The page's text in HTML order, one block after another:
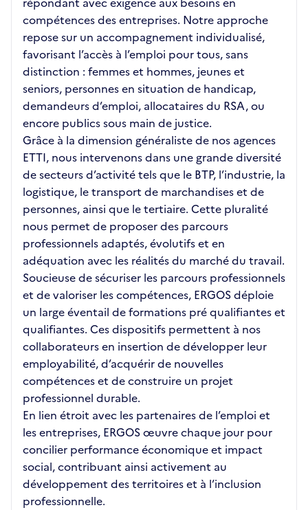
compétences des entreprises. Notre approche
repose sur un accompagnement individualisé,
favorisant l’accès à l’emploi pour tous, sans
distinction : femmes et hommes, jeunes et
seniors, personnes en situation de handicap,
demandeurs d’emploi, allocataires du RSA, ou
encore publics sous main de justice.
Grâce à la dimension généraliste de nos agences
ETTI, nous intervenons dans une grande diversité
de secteurs d’activité tels que le BTP, l’industrie, la
logistique, le transport de marchandises et de
personnes, ainsi que le tertiaire. Cette pluralité
nous permet de proposer des parcours
professionnels adaptés, évolutifs et en
adéquation avec les réalités du marché du travail.
Soucieuse de sécuriser les parcours professionnels
et de valoriser les compétences, ERGOS déploie
un large éventail de formations pré qualifiantes et
qualifiantes. Ces dispositifs permettent à nos
collaborateurs en insertion de développer leur
employabilité, d’acquérir de nouvelles
compétences et de construire un projet
professionnel durable.
En lien étroit avec les partenaires de l’emploi et
les entreprises, ERGOS œuvre chaque jour pour
concilier performance économique et impact
social, contribuant ainsi activement au
développement des territoires et à l’inclusion
professionnelle.